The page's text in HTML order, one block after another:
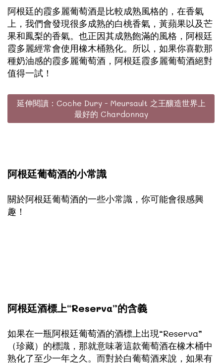
阿根廷的霞多麗葡萄酒是比較成熟風格的，在香氣
上，我們會發現很多成熟的白桃香氣，黃蘋果以及芒
果和鳳梨的香氣。也正因其成熟飽滿的風格，阿根廷
霞多麗經常會使用橡木桶熟化。所以，如果你喜歡那
種奶油感的霞多麗葡萄酒，阿根廷霞多麗葡萄酒絕對
值得一試！
延伸閱讀：Coche Dury - Meursault 之王釀造世界上
最好的 Chardonnay
阿根廷葡萄酒的小常識
關於阿根廷葡萄酒的一些小常識，你可能會很感興
趣！
阿根廷酒標上“Reserva”的含義
如果在一瓶阿根廷葡萄酒的酒標上出現“Reserva”
（珍藏）的標識，那就意味著這款葡萄酒在橡木桶中
熟化了至少一年之久。而對於白葡萄酒來說，如果有